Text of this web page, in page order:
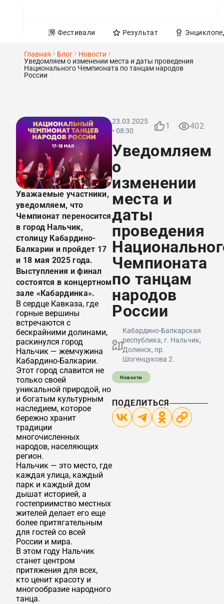
Фестивали Результат
Главная Блог
Новости
Уведомляем о изменении места и даты проведения
Национального Чемпионата по танцам народов
России
Уважаемые участники,
уведомляем, что
Чемпионат переносится
в город Нальчик,
столицу Кабардино-
Балкарии и пройдет 17
и 18 мая 2025 года.
Выступления и финал
состоятся в концертном
зале «Кабардинка».
В сердце Кавказа, где
горные вершины
встречаются с
бескрайними долинами,
раскинулся город
Нальчик — жемчужина
Кабардино-Балкарии.
Этот город славится не
только своей
уникальной природой, но
и богатым культурным
наследием, которое
бережно хранит
традиции
многочисленных
народов, населяющих
регион.
Нальчик — это место, где
каждая улица, каждый
парк и каждый дом
дышат историей, а
гостеприимство местных
жителей делает его еще
более притягательным
для гостей со всей
России и мира.
В этом году Нальчик
станет центром
притяжения для всех,
кто ценит красоту и
многообразие народного
танца.
23.03.2025
• 08:30
1 402
Уведомляем
о
изменении
места и
даты
проведения
Чемпионата
по танцам
народов
России
Кабардино-Балкарская
республика, г. Нальчик,
Долинск, пр.
Шогенцукова 2.
Новости
ПОДЕЛИТЬСЯ